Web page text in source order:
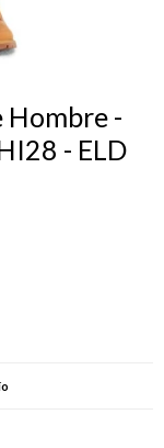
Hombre -
- ELD